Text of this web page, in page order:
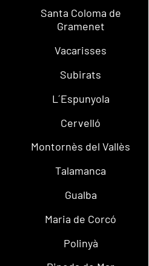
Santa Coloma de
Gramenet
Vacarisses
Subirats
L´Espunyola
Cervelló
Montornès del Vallès
Talamanca
Gualba
Maria de Corcó
Polinyà